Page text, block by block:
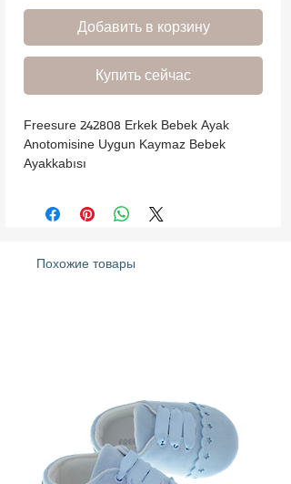
Добавить в корзину
Купить сейчас
Freesure 242808 Erkek Bebek Ayak
Anotomisine Uygun Kaymaz Bebek
Ayakkabısı
Похожие товары